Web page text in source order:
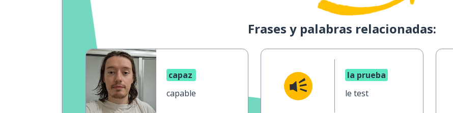
Frases y palabras relacionadas:
capaz
capable
la prueba
le test